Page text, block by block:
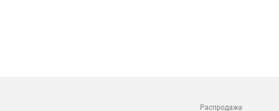
Распродажа